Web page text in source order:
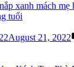
xanh mách
tuổi
August 21, 2022